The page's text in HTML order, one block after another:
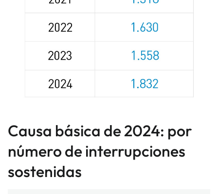
Causa básica de 2024: por
número de interrupciones
sostenidas